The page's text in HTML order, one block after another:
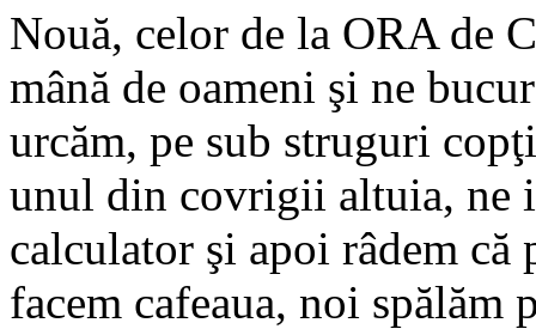
Nouă, celor de la ORA de
mână de oameni şi ne
urcăm, pe sub struguri
unul din covrigii altuia, ne
calculator şi apoi râdem că
facem cafeaua, noi